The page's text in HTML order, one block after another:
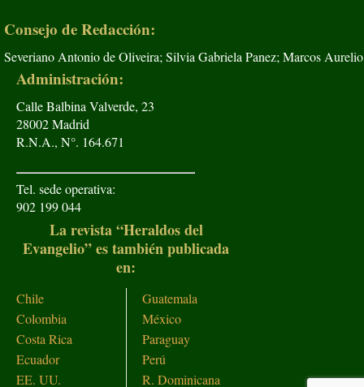
Consejo de Redacción:
Severiano Antonio de Oliveira; Silvia Gabriela Panez; Marcos
Administración:
Calle Balbina Valverde, 23
28002 Madrid
R.N.A., N°. 164.671
Tel. sede operativa:
902 199 044
La revista “Heraldos del
Evangelio” es también publicada
en:
Chile
Colombia
Costa Rica
Ecuador
EE. UU.
Guatemala
México
Paraguay
Perú
R. Dominicana